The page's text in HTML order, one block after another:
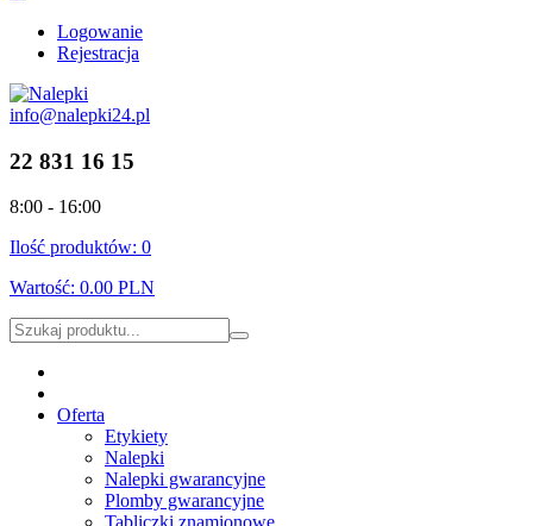
Logowanie
Rejestracja
info@nalepki24.pl
22 831 16 15
8:00 - 16:00
Ilość produktów: 0
Wartość: 0.00 PLN
Oferta
Etykiety
Nalepki
Nalepki gwarancyjne
Plomby gwarancyjne